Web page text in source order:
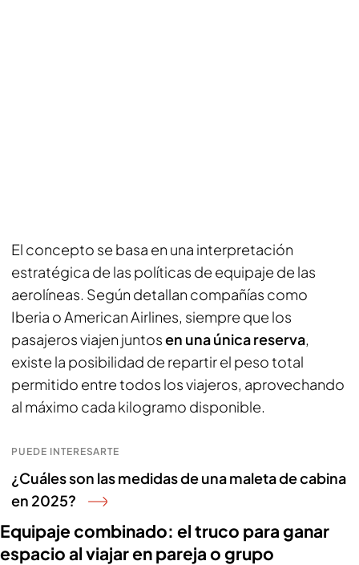
El concepto se basa en una interpretación
estratégica de las políticas de equipaje de las
aerolíneas. Según detallan compañías como
Iberia o American Airlines, siempre que los
pasajeros viajen juntosen una única reserva,
existe la posibilidad de repartir el peso total
permitido entre todos los viajeros, aprovechando
al máximo cada kilogramo disponible.
PUEDE INTERESARTE
¿Cuáles son las medidas de una maleta de cabina
en 2025?
Equipaje combinado: el truco para ganar
espacio al viajar en pareja o grupo